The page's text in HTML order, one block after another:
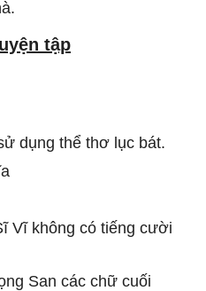
tập
dụng thể thơ lục bát.
Vĩ không có tiếng cười
San các chữ cuối